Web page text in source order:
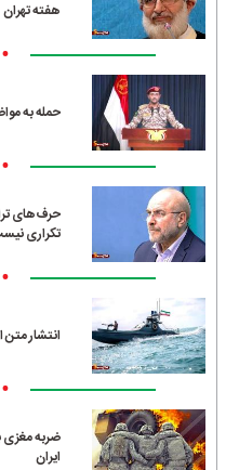
هفته تهران
حمله به
حرف‌های
تکراری
انتشار
ایران